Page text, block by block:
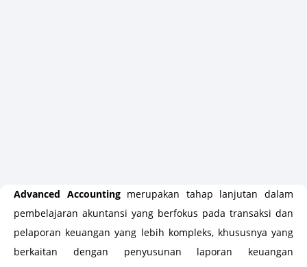
Advanced Accountingmerupakan tahap lanjutan dalam
pembelajaran akuntansi yang berfokus pada transaksi dan
pelaporan keuangan yang lebih kompleks, khususnya yang
berkaitan dengan penyusunan laporan keuangan